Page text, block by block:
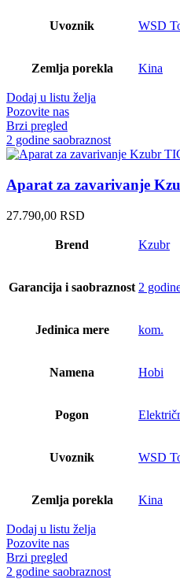
Uvoznik WSD
Zemlja porekla Kina
Dodaj u listu želja
Pozovite nas
Brzi pregled
2 godine saobraznost
Aparat za zavarivanje
27.790,00 RSD
Brend Kzubr
Garancija i saobraznost 2
Jedinica mere kom.
Namena Hobi
Pogon
Uvoznik WSD
Zemlja porekla Kina
Dodaj u listu želja
Pozovite nas
Brzi pregled
2 godine saobraznost